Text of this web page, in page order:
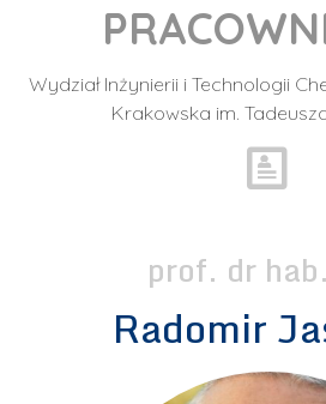
Wydział Inżynierii i Technologii
Krakowska im.
prof. dr
Radomir